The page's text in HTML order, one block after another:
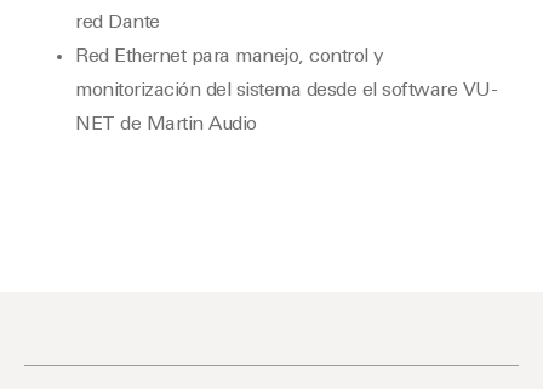
red Dante
Red Ethernet para manejo, control y
monitorización del sistema desde el software VU-
NET de Martin Audio